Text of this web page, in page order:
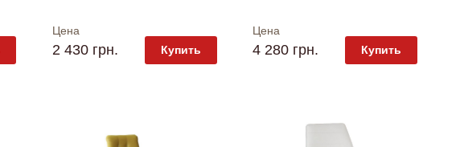
Цена
2 430 грн. Купить
Цена
4 280 грн. Купить